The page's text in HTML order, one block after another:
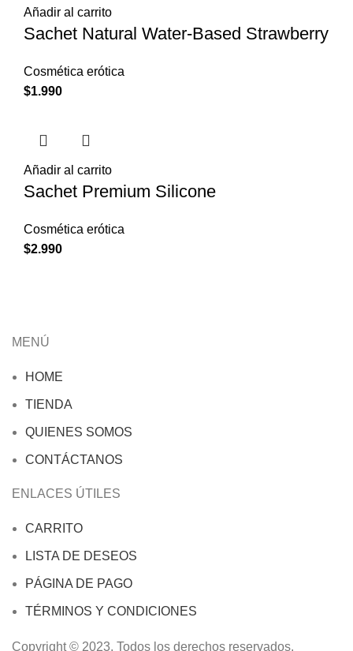
Añadir al carrito
Sachet Natural Water-Based Strawberry
Cosmética erótica
$1.990
Añadir al carrito
Sachet Premium Silicone
Cosmética erótica
$2.990
MENÚ
HOME
TIENDA
QUIENES SOMOS
CONTÁCTANOS
ENLACES ÚTILES
CARRITO
LISTA DE DESEOS
PÁGINA DE PAGO
TÉRMINOS Y CONDICIONES
Copyright © 2023. Todos los derechos reservados.